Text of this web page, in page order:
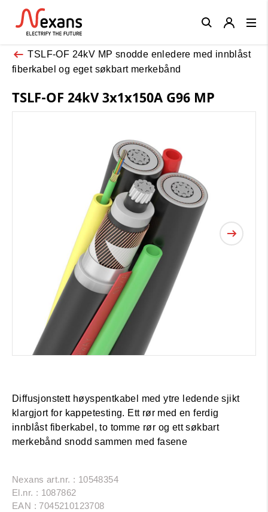
TSLF-OF 24kV MP snodde enledere med innblåst
fiberkabel og eget søkbart merkebånd
TSLF-OF 24kV 3x1x150A G96 MP
Diffusjonstett høyspentkabel med ytre ledende sjikt
klargjort for kappetesting. Ett rør med en ferdig
innblåst fiberkabel, to tomme rør og ett søkbart
merkebånd snodd sammen med fasene
Nexans art.nr. : 10548354
El.nr. : 1087862
EAN : 7045210123708
Close